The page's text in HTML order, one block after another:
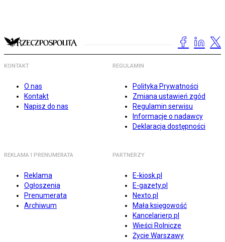
KONTAKT
O nas
Kontakt
Napisz do nas
REGULAMIN
Polityka Prywatności
Zmiana ustawień zgód
Regulamin serwisu
Informacje o nadawcy
Deklaracja dostępności
REKLAMA I PRENUMERATA
Reklama
Ogłoszenia
Prenumerata
Archiwum
PARTNERZY
E-kiosk.pl
E-gazety.pl
Nexto.pl
Mała księgowość
Kancelarierp.pl
Wieści Rolnicze
Życie Warszawy